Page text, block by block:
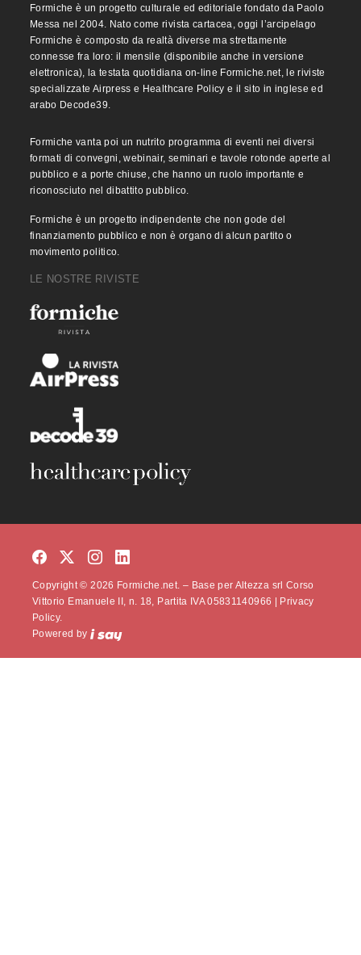
Formiche è un progetto culturale ed editoriale fondato da Paolo
Messa nel 2004. Nato come rivista cartacea, oggi l’arcipelago
Formiche è composto da realtà diverse ma strettamente
connesse fra loro: il mensile (disponibile anche in versione
elettronica), la testata quotidiana on-line Formiche.net, le riviste
specializzate Airpress e Healthcare Policy e il sito in inglese ed
arabo Decode39.
Formiche vanta poi un nutrito programma di eventi nei diversi
formati di convegni, webinair, seminari e tavole rotonde aperte al
pubblico e a porte chiuse, che hanno un ruolo importante e
riconosciuto nel dibattito pubblico.
Formiche è un progetto indipendente che non gode del
finanziamento pubblico e non è organo di alcun partito o
movimento politico.
LE NOSTRE RIVISTE
Copyright © 2026 Formiche.net. – Base per Altezza srl Corso
Vittorio Emanuele II, n. 18, Partita IVA 05831140966 |
Privacy
Policy.
Powered by